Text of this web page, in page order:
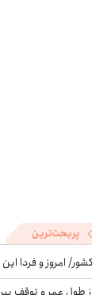
پربحث‌ترین
امروز و فردا